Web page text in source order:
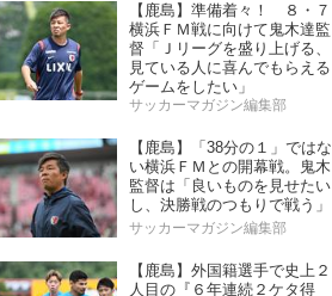
【鹿島】準備着々！ ８・７
横浜ＦＭ戦に向けて鬼木達監
督「Ｊリーグを盛り上げる、
見ている人に喜んでもらえる
ゲームをしたい」
サッカーマガジン編集部
【鹿島】「38分の１」ではな
い横浜ＦＭとの開幕戦。鬼木
監督は「良いものを見せたい
し、決勝戦のつもりで戦う」
サッカーマガジン編集部
【鹿島】外国籍選手で史上２
人目の『６年連続２ケタ得